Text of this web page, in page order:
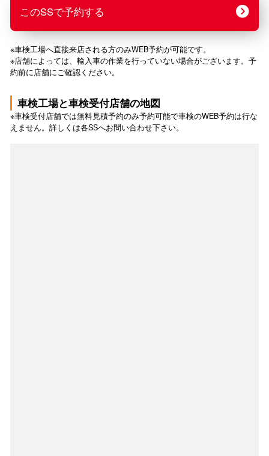
このSSで予約する
※車検工場へ直接来店される方のみWEB予約が可能です。
※店舗によっては、輸入車の作業を行っていない場合がございます。予
約前に店舗にご確認ください。
車検工場と車検受付店舗の地図
※車検受付店舗では無料見積予約のみ予約可能で車検のWEB予約は行な
えません。詳しくは各SSへお問い合わせ下さい。